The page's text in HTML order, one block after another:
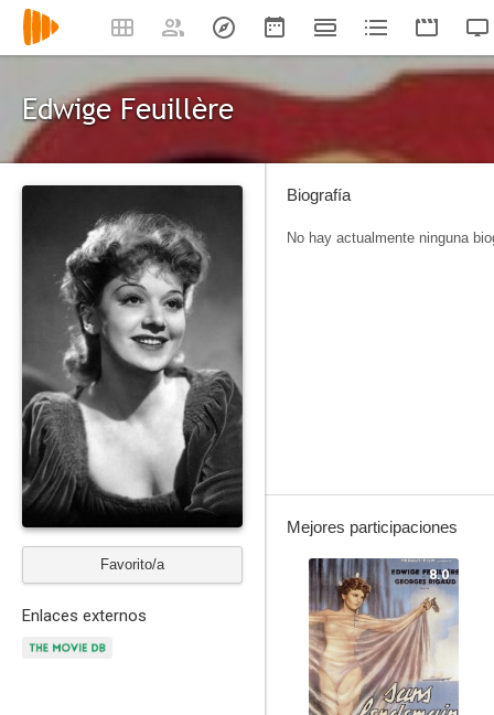
Edwige Feuillère
Favorito/a
Enlaces externos
Biografía
No hay actualmente ninguna
Mejores participaciones
8.0